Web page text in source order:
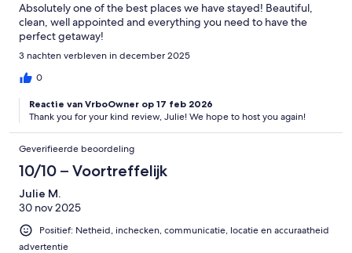
Absolutely one of the best places we have stayed! Beautiful,
clean, well appointed and everything you need to have the
perfect getaway!
3 nachten verbleven in december 2025
0
Reactie van VrboOwner op 17 feb 2026
Thank you for your kind review, Julie! We hope to host you again!
Geverifieerde beoordeling
10/10 – Voortreffelijk
Julie M.
30 nov 2025
Positief: Netheid, inchecken, communicatie, locatie en accuraatheid
advertentie